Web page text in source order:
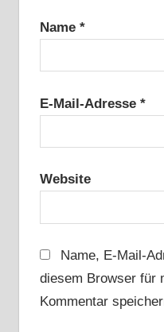
Name *
E-Mail-Adresse *
Website
Name, E-Mail-
diesem Browser für
Kommentar